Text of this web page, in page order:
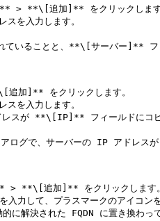
**\[追加]** をクリックします
を入力します。
いることと、**\[サーバー]** フィ
]** をクリックします。
を入力します。
が **\[IP]** フィールドにコピ
、サーバーの IP アドレスが
**\[追加]** をクリックします。
力して、プラスマークのアイコンを
解決された FQDN に置き換わって